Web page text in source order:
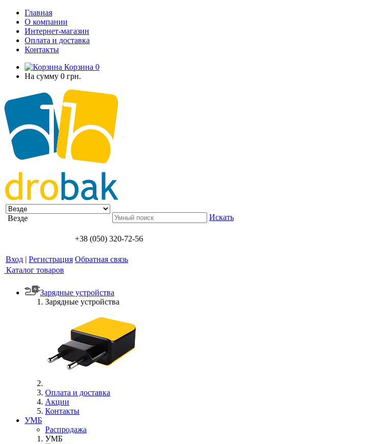
Главная
О компании
Интернет-магазин
Оплата и доставка
Контакты
Корзина 0
На сумму 0 грн.
Везде Искать
+38 (050) 320-72-56
Вход | Регистрация Обратная связь
Каталог товаров
Зарядные устройства
Зарядные устройства
Оплата и доставка
Акции
Контакты
УМБ
Распродажа
УМБ